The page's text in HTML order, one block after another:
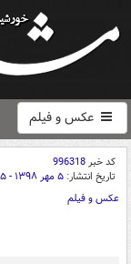
عکس و فیلم
کد خبر996318
تاریخ انتشار: ۵ مهر ۱۳۹۸ - ۰۹:۲۵
عکس و فیلم